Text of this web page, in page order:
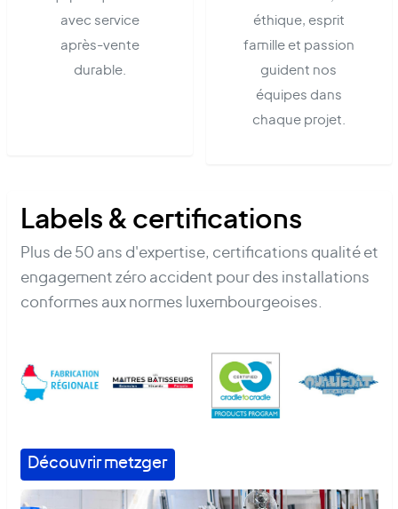
avec service
après-vente
durable.
éthique, esprit
famille et passion
guident nos
équipes dans
chaque projet.
Labels & certifications
Plus de 50 ans d'expertise, certifications qualité et
engagement zéro accident pour des installations
conformes aux normes luxembourgeoises.
Découvrir metzger